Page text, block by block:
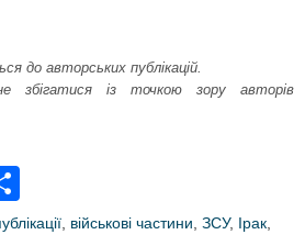
до авторських публікацій.
збігатися із точкою зору авторів
r
військові частини ЗСУ, Ірак